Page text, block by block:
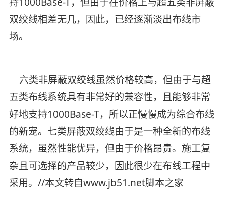
双绞线相差无几，因此，已经逐渐淡出布线市
场。
六类非屏蔽双绞线虽然价格较高，但由于与超
五类布线系统具有非常好的兼容性，且能够非常
好地支持1000Base-T，所以正慢慢成为综合布线
的新宠。七类屏蔽双绞线由于是一种全新的布线
系统，虽然性能优异，但由于价格昂贵。施工复
杂且可选择的产品较少，因此很少在布线工程中
采用。//本文转自www.jb51.net脚本之家